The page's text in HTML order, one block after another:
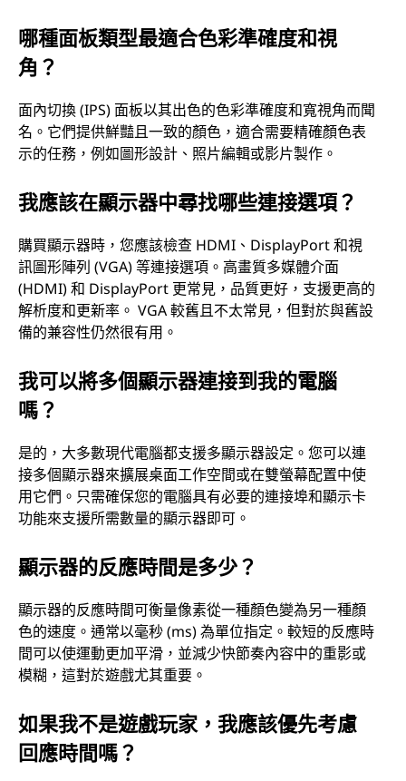
哪種面板類型最適合色彩準確度和視
角？
面內切換 (IPS) 面板以其出色的色彩準確度和寬視角而聞
名。它們提供鮮豔且一致的顏色，適合需要精確顏色表
示的任務，例如圖形設計、照片編輯或影片製作。
我應該在顯示器中尋找哪些連接選項？
購買顯示器時，您應該檢查 HDMI、DisplayPort 和視
訊圖形陣列 (VGA) 等連接選項。高畫質多媒體介面
(HDMI) 和 DisplayPort 更常見，品質更好，支援更高的
解析度和更新率。 VGA 較舊且不太常見，但對於與舊設
備的兼容性仍然很有用。
我可以將多個顯示器連接到我的電腦
嗎？
是的，大多數現代電腦都支援多顯示器設定。您可以連
接多個顯示器來擴展桌面工作空間或在雙螢幕配置中使
用它們。只需確保您的電腦具有必要的連接埠和顯示卡
功能來支援所需數量的顯示器即可。
顯示器的反應時間是多少？
顯示器的反應時間可衡量像素從一種顏色變為另一種顏
色的速度。通常以毫秒 (ms) 為單位指定。較短的反應時
間可以使運動更加平滑，並減少快節奏內容中的重影或
模糊，這對於遊戲尤其重要。
如果我不是遊戲玩家，我應該優先考慮
回應時間嗎？